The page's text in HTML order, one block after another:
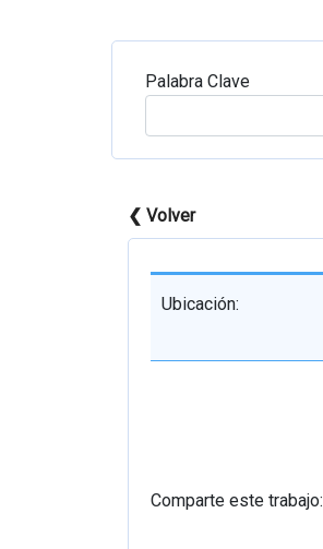
Palabra Clave
❮ Volver
Ubicación:
Comparte este trabajo: